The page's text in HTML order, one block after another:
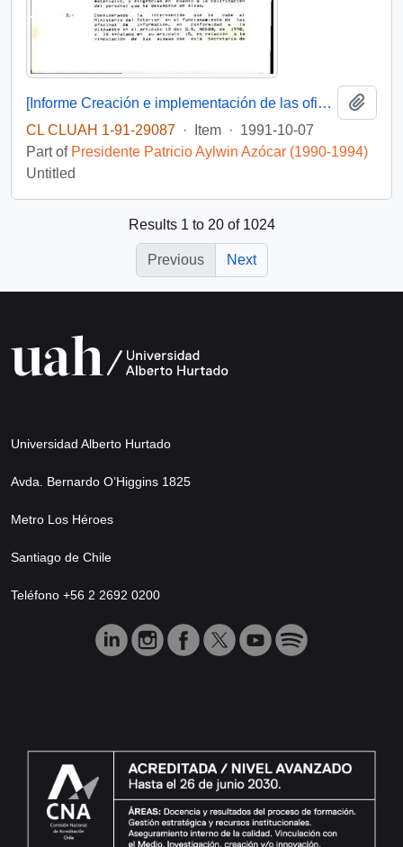
[Informe Creación e implementación de las oficinas de información al usuario]
CL CLUAH 1-91-29087 · Item · 1991-10-07
Part of Presidente Patricio Aylwin Azócar (1990-1994)
Untitled
Results 1 to 20 of 1024
Previous Next
Universidad Alberto Hurtado
Avda. Bernardo O’Higgins 1825
Metro Los Héroes
Santiago de Chile
Teléfono +56 2 2692 0200